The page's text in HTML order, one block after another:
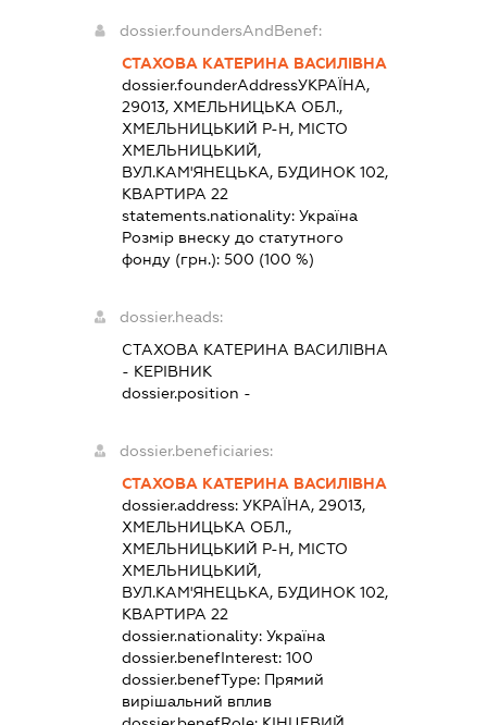
dossier.foundersAndBenef:
СТАХОВА КАТЕРИНА ВАСИЛІВНА
dossier.founderAddressУКРАЇНА,
29013, ХМЕЛЬНИЦЬКА ОБЛ.,
ХМЕЛЬНИЦЬКИЙ Р-Н, МІСТО
ХМЕЛЬНИЦЬКИЙ,
ВУЛ.КАМ'ЯНЕЦЬКА, БУДИНОК 102,
КВАРТИРА 22
statements.nationality: Україна
Розмір внеску до статутного
фонду (грн.): 500 (100 %)
dossier.heads:
СТАХОВА КАТЕРИНА ВАСИЛІВНА
- КЕРІВНИК
dossier.position -
dossier.beneficiaries:
СТАХОВА КАТЕРИНА ВАСИЛІВНА
dossier.address: УКРАЇНА, 29013,
ХМЕЛЬНИЦЬКА ОБЛ.,
ХМЕЛЬНИЦЬКИЙ Р-Н, МІСТО
ХМЕЛЬНИЦЬКИЙ,
ВУЛ.КАМ'ЯНЕЦЬКА, БУДИНОК 102,
КВАРТИРА 22
dossier.nationality: Україна
dossier.benefInterest: 100
dossier.benefType: Прямий
вирішальний вплив